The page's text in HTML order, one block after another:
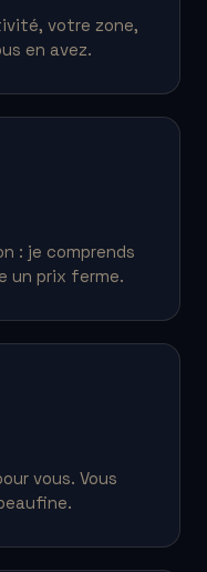
votre zone,
en avez.
: je comprends
un prix ferme.
vous. Vous